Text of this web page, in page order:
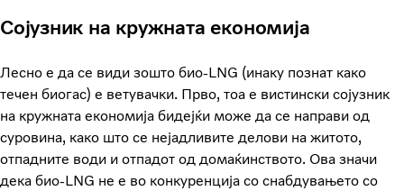
Сојузник на кружната економија
Лесно е да се види зошто био-LNG (инаку познат како
течен биогас) е ветувачки. Прво, тоа е вистински сојузник
на кружната економија бидејќи може да се направи од
суровина, како што се нејадливите делови на житото,
отпадните води и отпадот од домаќинството. Ова значи
дека био-LNG не е во конкуренција со снабдувањето со